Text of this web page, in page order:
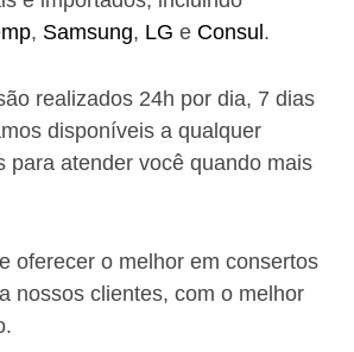
, Samsung, LG e Consul .
realizados 24h por dia, 7 dias
disponíveis a qualquer
para atender você quando mais
oferecer o melhor em consertos
nossos clientes, com o melhor